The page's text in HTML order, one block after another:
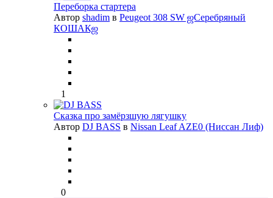
Переборка стартера
Автор shadim в Peugeot 308 SW ஜСеребряный
КОШАКஜ
1
Сказка про замёрзшую лягушку
Автор DJ BASS в Nissan Leaf AZE0 (Ниссан Лиф)
0